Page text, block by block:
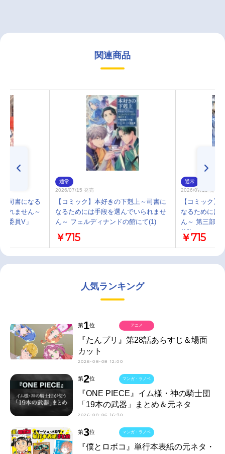
関連商品
司書になる
れません～
委員V」
通常
2026/07/15 発売
【コミック】本好きの下剋上～司書に
なるためには手段を選んでいられませ
ん～ フェルディナンドの館にて(1)
￥715
通常
2026/07/15 発売
【コミック】
なるためには
ん～ 第三部「
(10)」
￥715
人気ランキング
第1位
『たんプリ』第28話あらすじ＆場面
カット
2026-08-08 12:00
アニメ
第2位
『ONE PIECE』イム様・神の騎士団
「19本の武器」まとめ＆元ネタ
2026-08-06 16:30
マンガ・ラノベ
第3位
『僕とロボコ』単行本表紙の元ネタ・
マンガ・ラノベ